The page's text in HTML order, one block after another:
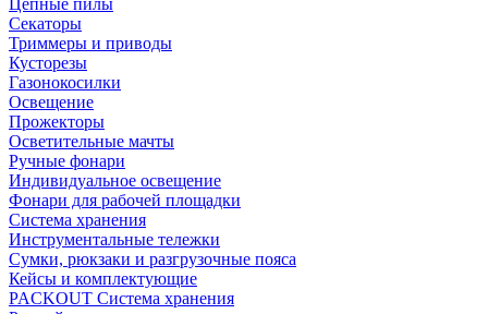
Цепные пилы
Секаторы
Триммеры и приводы
Кусторезы
Газонокосилки
Освещение
Прожекторы
Осветительные мачты
Ручные фонари
Индивидуальное освещение
Фонари для рабочей площадки
Система хранения
Инструментальные тележки
Сумки, рюкзаки и разгрузочные пояса
Кейсы и комплектующие
PACKOUT Система хранения